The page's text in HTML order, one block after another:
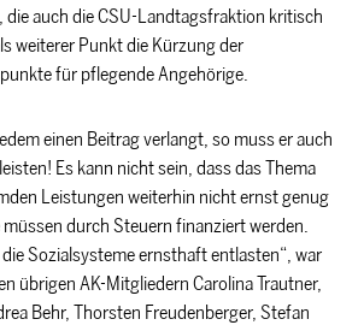
die auch die CSU-Landtagsfraktion kritisch
weiterer Punkt die Kürzung der
für pflegende Angehörige.
einen Beitrag verlangt, so muss er auch
Es kann nicht sein, dass das Thema
Leistungen weiterhin nicht ernst genug
durch Steuern finanziert werden.
Sozialsysteme ernsthaft entlasten“, war
übrigen AK-Mitgliedern Carolina Trautner,
Behr, Thorsten Freudenberger, Stefan